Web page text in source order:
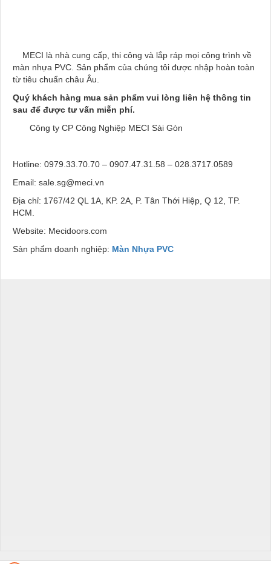
MECI là nhà cung cấp, thi công và lắp ráp mọi công trình về
màn nhựa PVC. Sản phẩm của chúng tôi được nhập hoàn toàn
từ tiêu chuẩn châu Âu.
Quý khách hàng mua sản phẩm vui lòng liên hệ thông tin
sau để được tư vấn miễn phí.
Công ty CP Công Nghiệp MECI Sài Gòn
Hotline: 0979.33.70.70 – 0907.47.31.58 – 028.3717.0589
Email: sale.sg@meci.vn
Địa chỉ: 1767/42 QL 1A, KP. 2A, P. Tân Thới Hiệp, Q 12, TP.
HCM.
Website: Mecidoors.com
Sản phẩm doanh nghiệp: Màn Nhựa PVC